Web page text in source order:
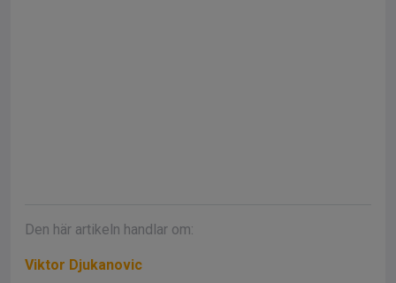
Den här artikeln handlar om:
Viktor Djukanovic